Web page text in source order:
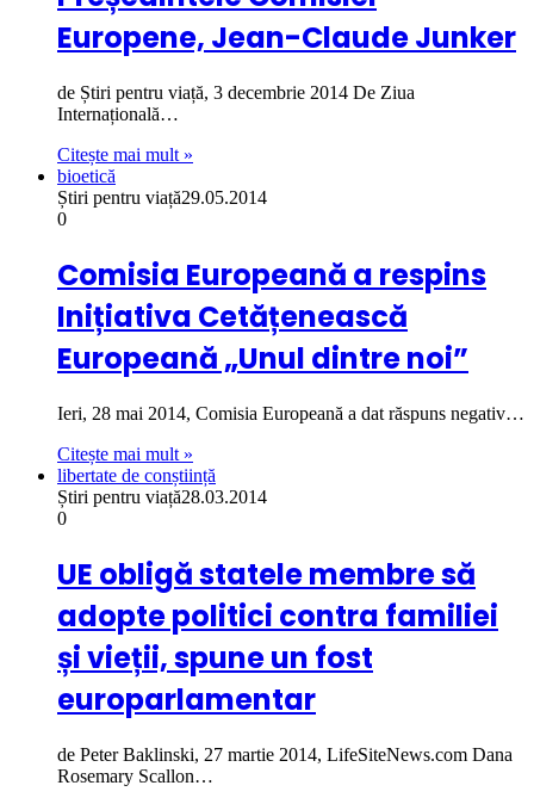
Europene, Jean-Claude Junker
de Știri pentru viață, 3 decembrie 2014 De Ziua
Internațională…
Citește mai mult »
bioetică
Știri pentru viață29.05.2014
0
Comisia Europeană a respins
Inițiativa Cetățenească
Europeană „Unul dintre noi”
Ieri, 28 mai 2014, Comisia Europeană a dat răspuns negativ…
Citește mai mult »
libertate de conștiință
Știri pentru viață28.03.2014
0
UE obligă statele membre să
adopte politici contra familiei
și vieții, spune un fost
europarlamentar
de Peter Baklinski, 27 martie 2014, LifeSiteNews.com Dana
Rosemary Scallon…